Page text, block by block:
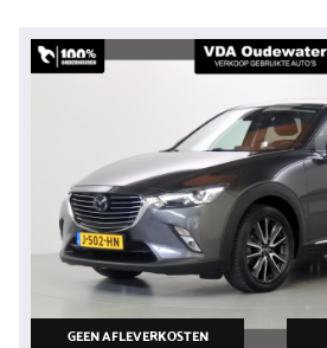
GEEN AFLEVERKOSTEN